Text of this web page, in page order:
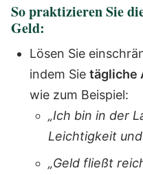
So praktizieren Sie
Geld:
Lösen Sie
indem Sie tägliche
wie zum Beispiel:
„Ich bin in der
Leichtigkeit
„Geld fließt